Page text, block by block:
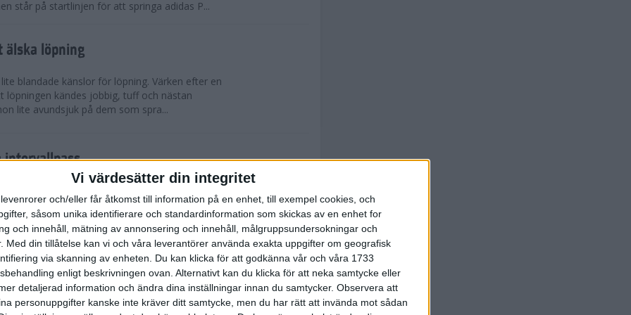
Vi värdesätter din integritet
och/eller får åtkomst till information på en enhet, till exempel cookies, och
såsom unika identifierare och standardinformation som skickas av en enhet for
och innehåll, mätning av annonsering och innehåll, målgruppsundersokningar och
Med din tillåtelse kan vi och våra leverantörer använda exakta uppgifter om geografisk
via skanning av enheten. Du kan klicka för att godkänna vår och våra 1733
enligt beskrivningen ovan. Alternativt kan du klicka för att neka samtycke eller
detaljerad information och ändra dina inställningar innan du samtycker. Observera att
personuppgifter kanske inte kräver ditt samtycke, men du har rätt att invända mot sådan
står på startlinjen för att springa adidas P...
älska löpning
blandade känslor för löpning. Värken efter en
löpningen kändes jobbig, tuff och nästan
lite avundsjuk på dem som spra...
Runacademy om tre olika intervallpass.
och passar både nybö...
mer”. Nu vill jag testa igen.
åren etablerat sig som en av Sveriges